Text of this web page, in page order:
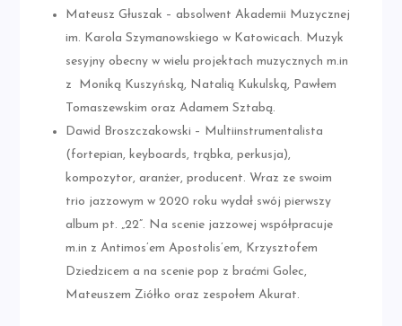
Mateusz Głuszak – absolwent Akademii Muzycznej
im. Karola Szymanowskiego w Katowicach. Muzyk
sesyjny obecny w wielu projektach muzycznych m.in
z Moniką Kuszyńską, Natalią Kukulską, Pawłem
Tomaszewskim oraz Adamem Sztabą.
Dawid Broszczakowski – Multiinstrumentalista
(fortepian, keyboards, trąbka, perkusja),
kompozytor, aranżer, producent. Wraz ze swoim
trio jazzowym w 2020 roku wydał swój pierwszy
album pt. „22”. Na scenie jazzowej współpracuje
m.in z Antimos’em Apostolis’em, Krzysztofem
Dziedzicem a na scenie pop z braćmi Golec,
Mateuszem Ziółko oraz zespołem Akurat.